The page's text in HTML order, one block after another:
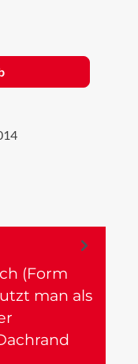
gewünschten
(Form
man als